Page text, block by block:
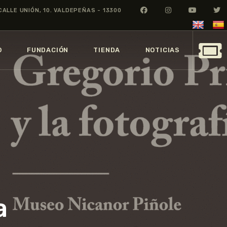
UNIÓN, 10. VALDEPEÑAS - 13300
FUNDACIÓN TIENDA NOTICIAS